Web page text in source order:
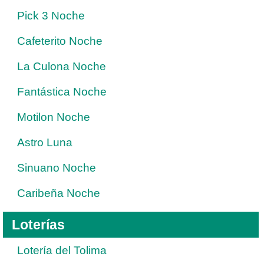
Pick 3 Noche
Cafeterito Noche
La Culona Noche
Fantástica Noche
Motilon Noche
Astro Luna
Sinuano Noche
Caribeña Noche
Loterías
Lotería del Tolima